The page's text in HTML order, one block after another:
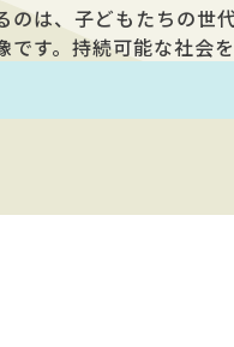
は、子どもたちの世
す。持続可能な社会